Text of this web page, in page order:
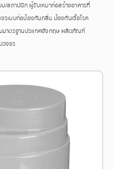
/สถาปนิก ผู้รับเหมาก่อสร้างอาคารที่
ระบบท่อป้องกันกลิ่น ป้องกันเชื้อโรค
มาตรฐานประเทศอังกฤษ ผลิตภัณฑ์
วงจร